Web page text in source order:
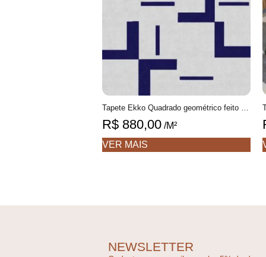
R$ 880,00 /M²
VER MAIS
NEWSLETTER